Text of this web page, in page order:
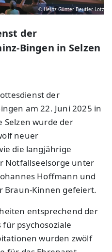
© Heinz-Günter Beutler-Lotz
der
Bingen in Selzen
der
am 22. Juni 2025 in
Selzen wurde der
neuer
die langjährige
Notfallseelsorge unter
Hoffmann und
Braun-Kinnen gefeiert.
entsprechend der
psychosoziale
wurden zwölf